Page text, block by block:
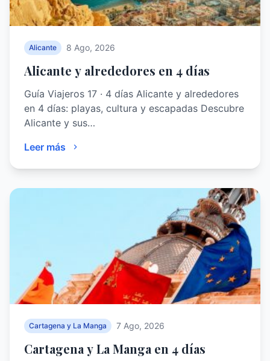
Alicante 8 Ago, 2026
Alicante y alrededores en 4 días
Guía Viajeros 17 · 4 días Alicante y alrededores
en 4 días: playas, cultura y escapadas Descubre
Alicante y sus…
Leer más
Cartagena y La Manga 7 Ago, 2026
Cartagena y La Manga en 4 días